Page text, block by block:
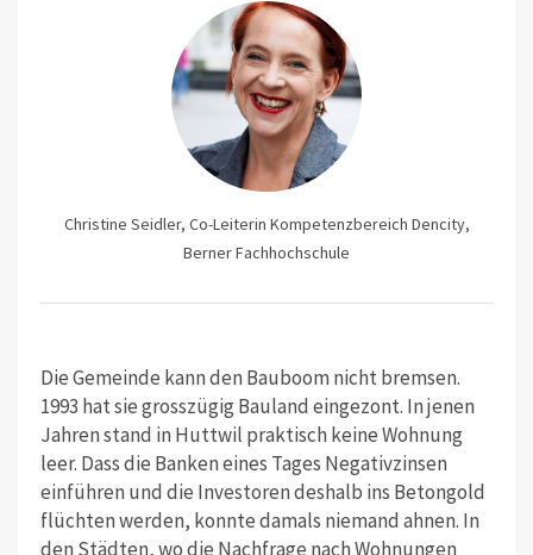
Christine Seidler, Co-Leiterin Kompetenzbereich Dencity,
Berner Fachhochschule
Die Gemeinde kann den Bauboom nicht bremsen.
1993 hat sie grosszügig Bauland eingezont. In jenen
Jahren stand in Huttwil praktisch keine Wohnung
leer. Dass die Banken eines Tages Negativzinsen
einführen und die Investoren deshalb ins Betongold
flüchten werden, konnte damals niemand ahnen. In
den Städten, wo die Nachfrage nach Wohnungen